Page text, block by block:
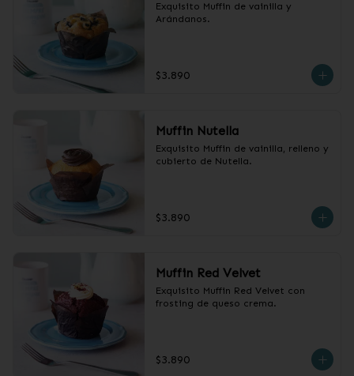
Exquisito Muffin de vainilla y
Arándanos.
$3.890
Muffin Nutella
Exquisito Muffin de vainilla, relleno y
cubierto de Nutella.
$3.890
Muffin Red Velvet
Exquisito Muffin Red Velvet con
frosting de queso crema.
$3.890